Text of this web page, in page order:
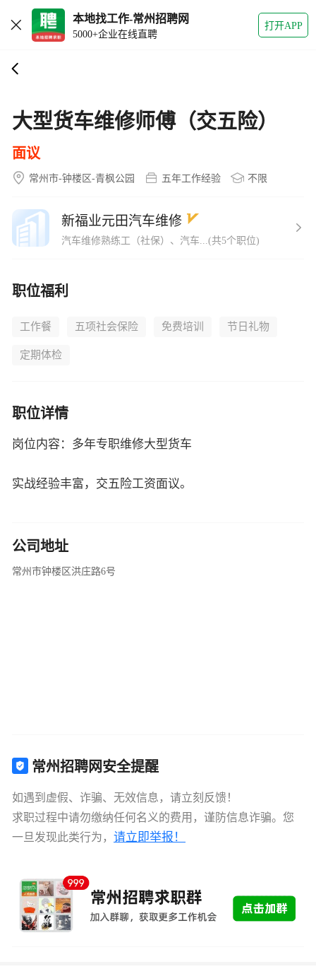
本地找工作-常州招聘网
5000+企业在线直聘
打开APP
大型货车维修师傅（交五险）
面议
常州市-钟楼区-青枫公园 五年工作经验 不限
新福业元田汽车维修
汽车维修熟练工（社保）、汽车...(共5个职位)
职位福利
工作餐 五项社会保险 免费培训 节日礼物
定期体检
职位详情
岗位内容：多年专职维修大型货车
实战经验丰富，交五险工资面议。
公司地址
常州市钟楼区洪庄路6号
常州招聘网安全提醒
如遇到虚假、诈骗、无效信息，请立刻反馈！
求职过程中请勿缴纳任何名义的费用，谨防信息诈骗。您
一旦发现此类行为， 请立即举报！